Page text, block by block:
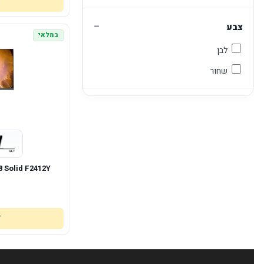
צבע −
לבן
שחור
במלאי